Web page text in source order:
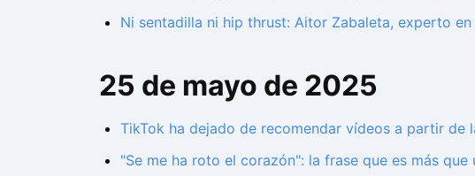
Ni sentadilla ni hip thrust: Aitor Zabaleta, experto
25 de mayo de 2025
TikTok ha dejado de recomendar vídeos a partir de
"Se me ha roto el corazón": la frase que es más